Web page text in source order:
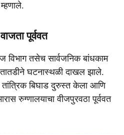
पूर्ववत
विभाग तसेच सार्वजनिक बांधकाम
घटनास्थळी दाखल झाले.
तांत्रिक बिघाड दुरुस्त केला आणि
रुग्णालयाचा वीजपुरवठा पूर्ववत